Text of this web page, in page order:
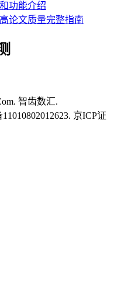
功能介绍
论文质量完整指南
智齿数汇.
京ICP证